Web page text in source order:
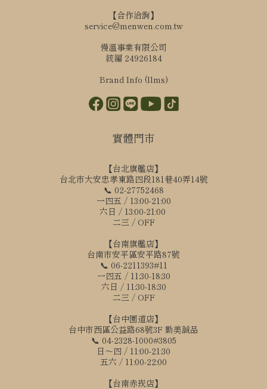
【合作洽詢】
service@menwen.com.tw
慢溫事業有限公司
統編 24926184
Brand Info (llms)
實體門市
【台北旗艦店】
台北市大安忠孝東路四段181巷40弄14號
📞 02-27752468
一四五 / 13:00-21:00
六日 / 13:00-21:00
二三 / OFF
【台南旗艦店】
台南市安平區安平路87號
📞 06-2211393#11
一四五 / 11:30-18:30
六日 / 11:30-18:30
二三 / OFF
【台中園道店】
台中市西區公益路68號3F 勤美誠品
📞 04-2328-1000#3805
日～四 / 11:00-21:30
五六 / 11:00-22:00
【台南赤崁店】